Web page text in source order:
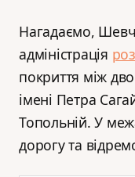
Нагадаємо,
адміністрація
покриття між
імені Петра
Топольній. У
дорогу та